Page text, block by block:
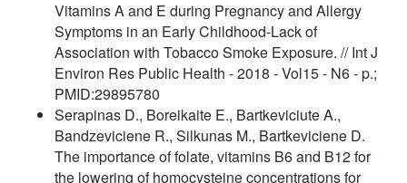
Vitamins A and E during Pregnancy and Allergy
Symptoms in an Early Childhood-Lack of
Association with Tobacco Smoke Exposure. // Int J
Environ Res Public Health - 2018 - Vol15 - N6 - p.;
PMID:29895780
Serapinas D., Boreikaite E., Bartkeviciute A.,
Bandzeviciene R., Silkunas M., Bartkeviciene D.
The importance of folate, vitamins B6 and B12 for
the lowering of homocysteine concentrations for